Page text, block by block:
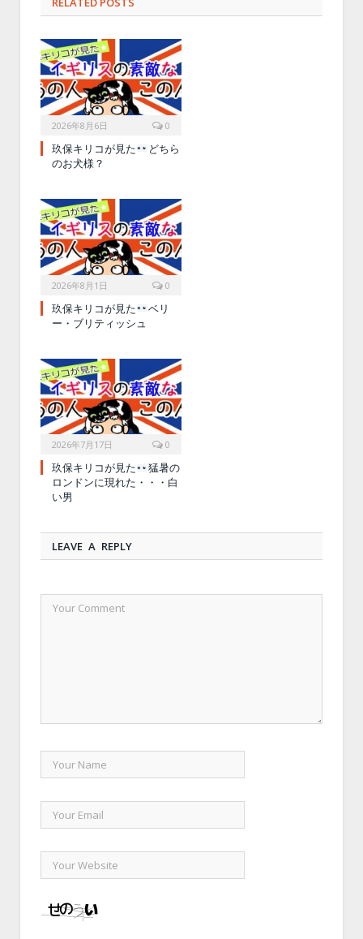
2026年8月6日 0
玖保キリコが見た
どちら
のお犬様？
2026年8月1日 0
玖保キリコが見た
ベリ
ー・ブリティッシュ
2026年7月17日 0
玖保キリコが見た
猛暑の
ロンドンに現れた・・・白
い男
LEAVE A REPLY